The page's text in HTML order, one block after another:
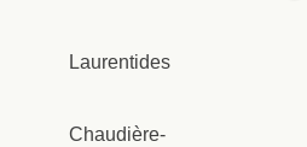
Laurentides
Chaudière-